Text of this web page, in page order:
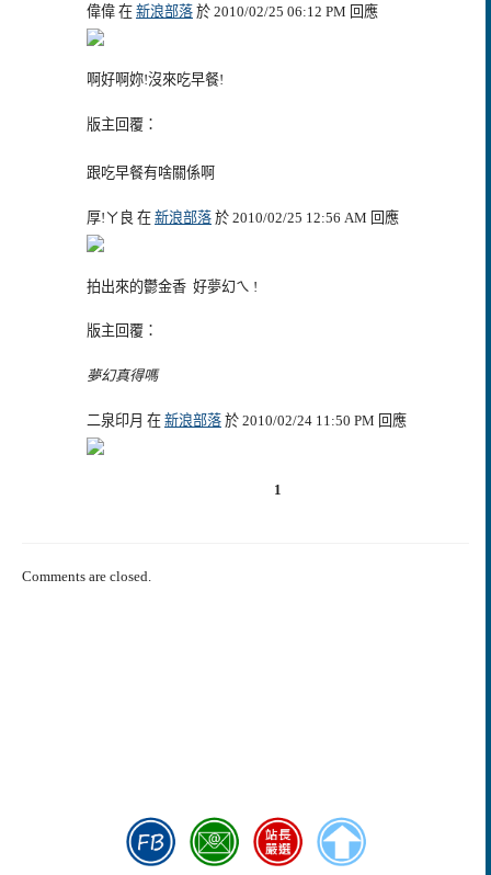
偉偉 在 新浪部落 於 2010/02/25 06:12 PM 回應
啊好啊妳!沒來吃早餐!
版主回覆：
跟吃早餐有啥關係啊
厚!ㄚ良 在 新浪部落 於 2010/02/25 12:56 AM 回應
拍出來的鬱金香 好夢幻ㄟ !
版主回覆：
夢幻真得嗎
二泉印月 在 新浪部落 於 2010/02/24 11:50 PM 回應
1
Comments are closed.